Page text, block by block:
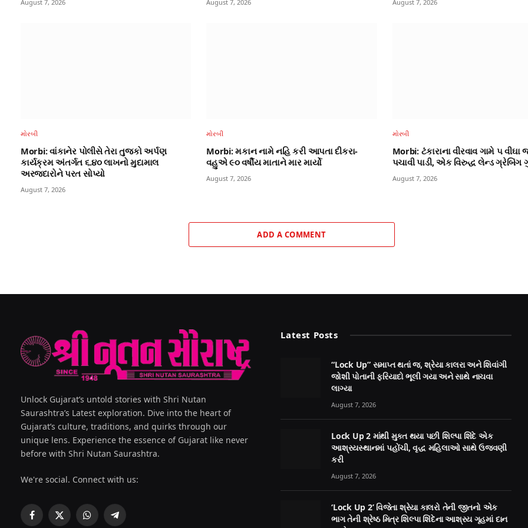
August 7, 2026 August 7, 2026 August 7, 2026
મોરબી
Morbi: વાંકાનેર પોલીસે તેરા તુજકો અર્પણ
કાર્યક્રમ અંતર્ગત ૬.૪૦ લાખનો મુદામાલ
અરજદારોને પરત સોપ્યો
August 7, 2026
મોરબી
Morbi: મકાન નામે નહિ કરી આપતા દીકરા-
વહુએ ૯૦ વર્ષીય માતાને માર માર્યો
August 7, 2026
મોરબી
Morbi: ટંકારાના વીરવાવ ગામે ૫ વીઘા
પચાવી પાડી, એક વિરુદ્ધ લેન્ડ ગ્રેબિંગ
August 7, 2026
ADD A COMMENT
Unlock Gujarat’s untold stories with Shri Nutan
Saurashtra’s Latest exploration. Dive into the heart of
Gujarat’s culture, traditions, and quirks through our
unique lens. Experience the essence of Gujarat like never
before with Shri Nutan Saurashtra.
We're social. Connect with us:
Facebook
X
WhatsAppTelegram
Latest Posts
“Lock Up” સમાપ્ત થતાં જ, શ્રેયા કાલરા અને શિવાંગી
જોશી પોતાની ફરિયાદો ભૂલી ગયા અને સાથે નાચવા
લાગ્યા
August 7, 2026
Lock Up 2 માંથી મુક્ત થયા પછી શિલ્પા શિંદે એક
આશ્રયસ્થાનમાં પહોંચી, વૃદ્ધ મહિલાઓ સાથે ઉજવણી
કરી
August 7, 2026
‘Lock Up 2’ વિજેતા શ્રેયા કાલરો તેની જીતનો એક
ભાગ તેની શ્રેષ્ઠ મિત્ર શિલ્પા શિંદેના આશ્રય ગૃહમાં દાન